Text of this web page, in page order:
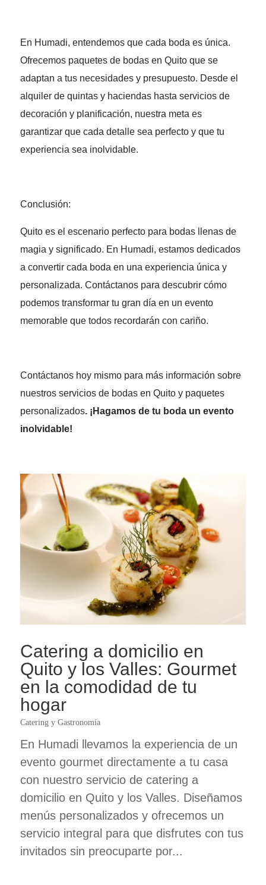
En Humadi, entendemos que cada boda es única.
Ofrecemos paquetes de bodas en Quito que se
adaptan a tus necesidades y presupuesto. Desde el
alquiler de quintas y haciendas hasta servicios de
decoración y planificación, nuestra meta es
garantizar que cada detalle sea perfecto y que tu
experiencia sea inolvidable.
Conclusión:
Quito es el escenario perfecto para bodas llenas de
magia y significado. En Humadi, estamos dedicados
a convertir cada boda en una experiencia única y
personalizada. Contáctanos para descubrir cómo
podemos transformar tu gran día en un evento
memorable que todos recordarán con cariño.
Contáctanos hoy mismo para más información sobre
nuestros servicios de bodas en Quito y paquetes
personalizados. ¡Hagamos de tu boda un evento
inolvidable!
Catering a domicilio en
Quito y los Valles: Gourmet
en la comodidad de tu
hogar
Catering y Gastronomía
En Humadi llevamos la experiencia de un
evento gourmet directamente a tu casa
con nuestro servicio de catering a
domicilio en Quito y los Valles. Diseñamos
menús personalizados y ofrecemos un
servicio integral para que disfrutes con tus
invitados sin preocuparte por...